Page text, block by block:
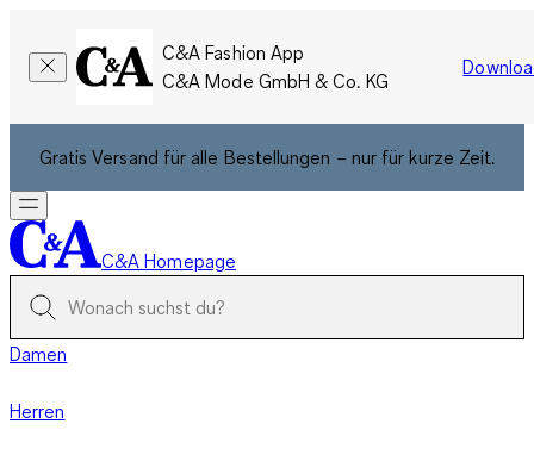
C&A Fashion App
C&A Mode GmbH & Co. KG
Gratis Versand für alle Bestellungen – nur für kurze Zeit.
C&A Homepage
Damen
Herren